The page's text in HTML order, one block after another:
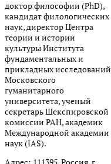
доктор философии (PhD),
кандидат филологических
наук, директор Центра
теории и истории
культуры Института
фундаментальных и
прикладных исследований
Московского
гуманитарного
университета, ученый
секретарь Шекспировской
комиссии РАН, академик
Международной академии
наук (IAS).